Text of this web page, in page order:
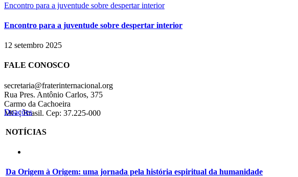
Encontro para a juventude sobre despertar interior
Encontro para a juventude sobre despertar interior
12 setembro 2025
FALE CONOSCO
secretaria@fraterinternacional.org
Rua Pres. Antônio Carlos, 375
Carmo da Cachoeira
MG | Brasil. Cep: 37.225-000
Doações
NOTÍCIAS
Da Origem à Origem: uma jornada pela história espiritual da humanidade